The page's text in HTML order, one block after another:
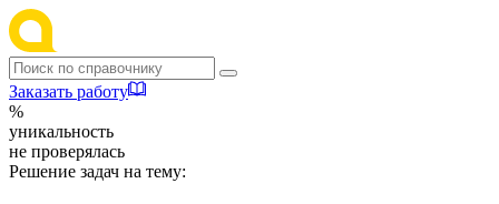
Заказать работу
%
уникальность
не проверялась
Решение задач на тему: